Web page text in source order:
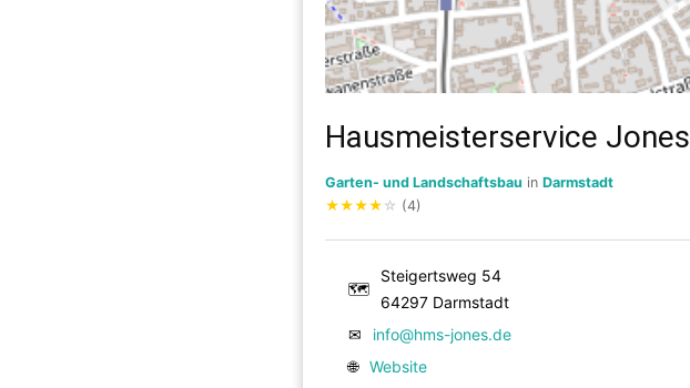
Hausmeisterservice Jones
Garten- und Landschaftsbau in Darmstadt
★★★★ ☆ (4)
🗺
Steigertsweg 54
64297 Darmstadt
✉
info@hms-jones.de
🌐 Website